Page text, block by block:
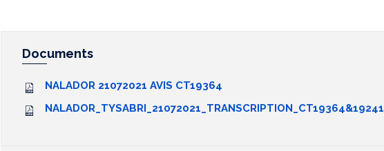
Documents
NALADOR 21072021 AVIS CT19364
NALADOR_TYSABRI_21072021_TRANSCRIPTION_CT19364&19241